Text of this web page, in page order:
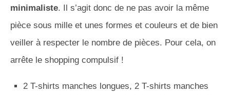
minimaliste. Il s’agit donc de ne pas avoir la même
pièce sous mille et unes formes et couleurs et de bien
veiller à respecter le nombre de pièces. Pour cela, on
arrête le shopping compulsif !
2 T-shirts manches longues, 2 T-shirts manches